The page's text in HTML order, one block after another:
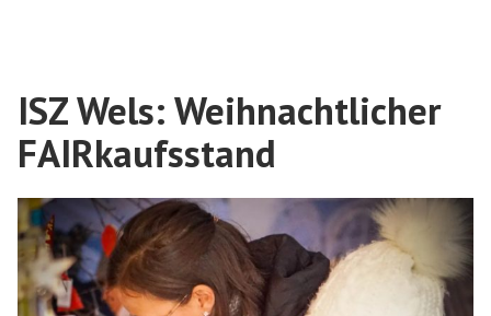
ISZ Wels: Weihnachtlicher
FAIRkaufsstand